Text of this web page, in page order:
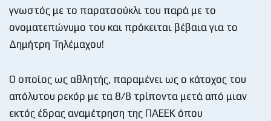
γνωστός με το παρατσούκλι του παρά με το
ονοματεπώνυμο του και πρόκειται βέβαια για το
Δημήτρη Τηλέμαχου!
Ο οποίος ως αθλητής, παραμένει ως ο κάτοχος του
απόλυτου ρεκόρ με τα 8/8 τρίποντα μετά από μιαν
εκτός έδρας αναμέτρηση της ΠΑΕΕΚ όπου